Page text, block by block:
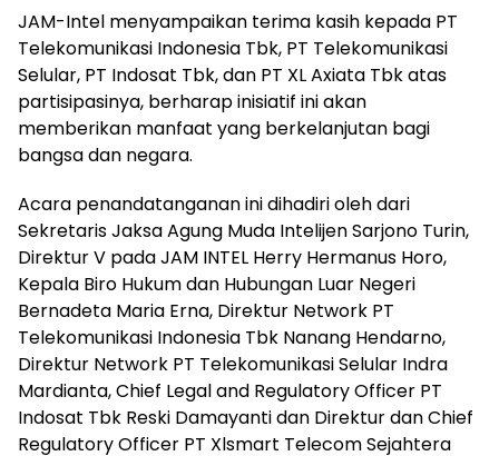
JAM-Intel menyampaikan terima kasih kepada PT
Telekomunikasi Indonesia Tbk, PT Telekomunikasi
Selular, PT Indosat Tbk, dan PT XL Axiata Tbk atas
partisipasinya, berharap inisiatif ini akan
memberikan manfaat yang berkelanjutan bagi
bangsa dan negara.
Acara penandatanganan ini dihadiri oleh dari
Sekretaris Jaksa Agung Muda Intelijen Sarjono Turin,
Direktur V pada JAM INTEL Herry Hermanus Horo,
Kepala Biro Hukum dan Hubungan Luar Negeri
Bernadeta Maria Erna, Direktur Network PT
Telekomunikasi Indonesia Tbk Nanang Hendarno,
Direktur Network PT Telekomunikasi Selular Indra
Mardianta, Chief Legal and Regulatory Officer PT
Indosat Tbk Reski Damayanti dan Direktur dan Chief
Regulatory Officer PT Xlsmart Telecom Sejahtera